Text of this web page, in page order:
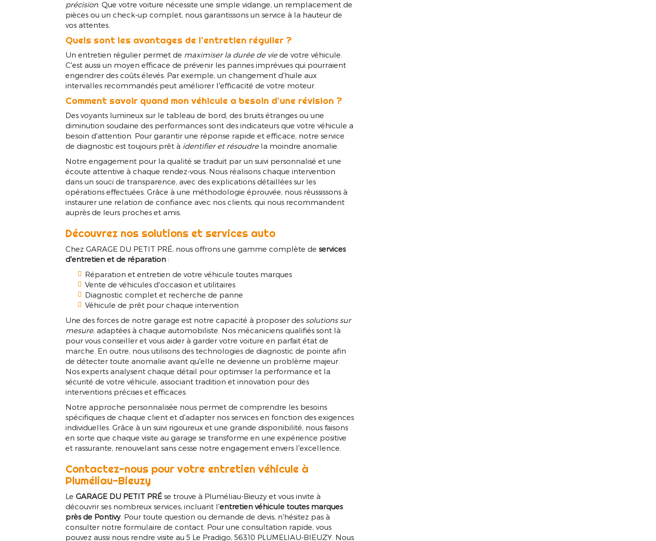
Entretien véhicule toutes marques Pontivy
précision . Que votre voiture nécessite une simple vidange, un remplacement de
pièces ou un check-up complet, nous garantissons un service à la hauteur de
vos attentes.
Quels sont les avantages de l'entretien régulier ?
Un entretien régulier permet de maximiser la durée de viede votre véhicule.
C'est aussi un moyen efficace de prévenir les pannes imprévues qui pourraient
engendrer des coûts élevés. Par exemple, un changement d'huile aux
intervalles recommandés peut améliorer l'efficacité de votre moteur.
Comment savoir quand mon véhicule a besoin d'une révision ?
Des voyants lumineux sur le tableau de bord, des bruits étranges ou une
diminution soudaine des performances sont des indicateurs que votre véhicule a
besoin d'attention. Pour garantir une réponse rapide et efficace, notre service
de diagnostic est toujours prêt à identifier et résoudrela moindre anomalie.
Notre engagement pour la qualité se traduit par un suivi personnalisé et une
écoute attentive à chaque rendez-vous. Nous réalisons chaque intervention
dans un souci de transparence, avec des explications détaillées sur les
opérations effectuées. Grâce à une méthodologie éprouvée, nous réussissons à
instaurer une relation de confiance avec nos clients, qui nous recommandent
auprès de leurs proches et amis.
Découvrez nos solutions et services auto
Chez GARAGE DU PETIT PRÉ, nous offrons une gamme complète deservices
d'entretien et de réparation :
Réparation et entretien de votre véhicule toutes marques
Vente de véhicules d'occasion et utilitaires
Diagnostic complet et recherche de panne
Véhicule de prêt pour chaque intervention
Une des forces de notre garage est notre capacité à proposer des solutions sur
mesure, adaptées à chaque automobiliste. Nos mécaniciens qualifiés sont là
pour vous conseiller et vous aider à garder votre voiture en parfait état de
marche. En outre, nous utilisons des technologies de diagnostic de pointe afin
de détecter toute anomalie avant qu'elle ne devienne un problème majeur.
Nos experts analysent chaque détail pour optimiser la performance et la
sécurité de votre véhicule, associant tradition et innovation pour des
interventions précises et efficaces.
Notre approche personnalisée nous permet de comprendre les besoins
spécifiques de chaque client et d'adapter nos services en fonction des exigences
individuelles. Grâce à un suivi rigoureux et une grande disponibilité, nous faisons
en sorte que chaque visite au garage se transforme en une expérience positive
et rassurante, renouvelant sans cesse notre engagement envers l'excellence.
Contactez-nous pour votre entretien véhicule à
Pluméliau-Bieuzy
LeGARAGE DU PETIT PRÉ se trouve à Pluméliau-Bieuzy et vous invite à
découvrir ses nombreux services, incluant l'entretien véhicule toutes marques
près de Pontivy. Pour toute question ou demande de devis, n'hésitez pas à
consulter notre formulaire de contact. Pour une consultation rapide, vous
pouvez aussi nous rendre visite au 5 Le Pradigo, 56310 PLUMELIAU-BIEUZY. Nous